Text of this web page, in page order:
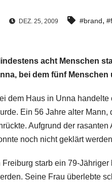
DEZ. 25, 2009 #brand,
acht Menschen
bei dem fünf Menschen
dem Haus in Unna
Ein 56 Jahre alter
Aufgrund der
noch nicht geklärt
Freiburg starb ein 79-
Seine Frau überlebte